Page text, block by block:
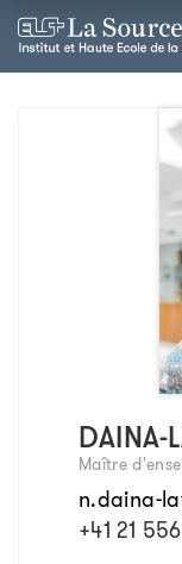
DAINA-
Maître
n.daina-
+41 21